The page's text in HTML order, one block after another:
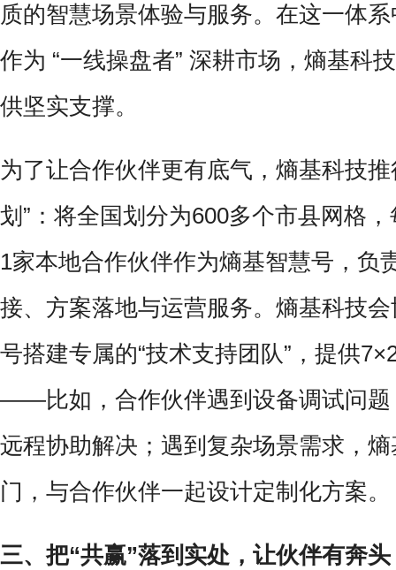
质的智慧场景体验与服务。在这一体
作为 “一线操盘者” 深耕市场，熵基科
供坚实支撑。
为了让合作伙伴更有底气，熵基科技推
划”：将全国划分为600多个市县网格
1家本地合作伙伴作为熵基智慧号，负
接、方案落地与运营服务。熵基科技
号搭建专属的“技术支持团队”，提供
——比如，合作伙伴遇到设备调试问题
远程协助解决；遇到复杂场景需求，
门，与合作伙伴一起设计定制化方案。
三、把“共赢”落到实处，让伙伴有奔头